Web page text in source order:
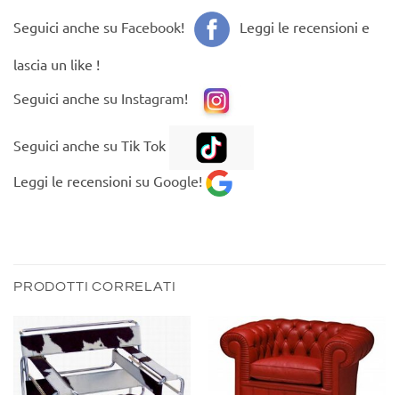
Seguici anche su Facebook! Leggi le recensioni e
lascia un like !
Seguici anche su Instagram!
Seguici anche su Tik Tok
Leggi le recensioni su Google!
PRODOTTI CORRELATI